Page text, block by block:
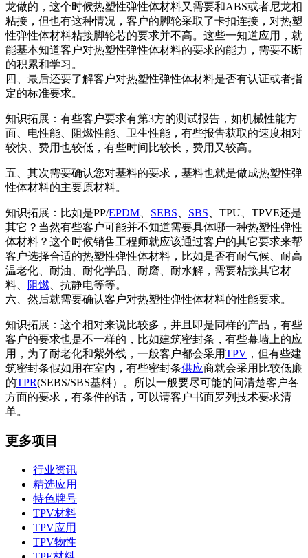
龙做的，这个时候热塑性弹性体材料又需要和ABS或者尼龙相
粘接，但也有这种情况，客户的脚轮采取了卡扣连接，对热塑
性弹性体材料粘接脚轮芯的要求并不高。这些一知道应用，就
能基本知道客户对热塑性弹性体材料的要求的能力，需要不断
的积累和学习。
四、最后还要了解客户对热塑性弹性体材料是否有认证或者指
定的标准要求。
知识拓展：有些客户要求有第3方的测试报告，如机械性能方
面、电性能、阻燃性能、卫生性能，有些报告获取的速度相对
较快、费用也较低，有些时间比较长，费用又较高。
五、其次需要确认您对基料的要求，基料也就是做成热塑性弹
性体材料的主要原材料。
知识拓展：比如是PP/EPDM SEBS SBS 、TPU、TPVE还是
其它？当然有些客户可能并不知道需要具体哪一种热塑性弹性
体材料？这个时候销售工程师就应该通过客户的其它要求来帮
客户选择合适的热塑性弹性体材料，比如是否有耐气候、耐高
温老化、耐油、耐化学品、耐磨、耐水解，需要粘接其它材
料、
阻燃 、抗静电等等。
六、然后就需要确认客户对热塑性弹性体材料的性能要求。
知识拓展：这个相对来说比较多，并且即是同样的产品，有些
客户的要求也是不一样的，比如建筑密封条，有些幕墙上的应
用，为了耐老化和紫外线，一般客户都会采用TPV ，但有些建
筑密封条假如用在室内，有些密封条供应商就会采用比较低廉
的TPR(SEBS/SBS基料）。所以一般要尽可能的问清楚客户各
方面的要求，有条件的话，可以请客户书面罗列技术要求清
单。
更多项目
行业资讯
精选应用
特色牌号
TPV材料
TPV应用
TPV物性